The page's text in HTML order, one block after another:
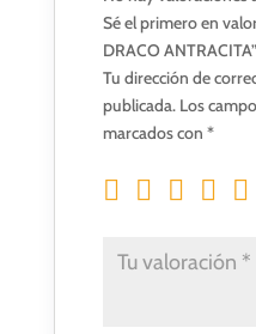
Sé el primero en
DRACO ANTRACITA”
Tu dirección de
publicada. Los
marcados con *